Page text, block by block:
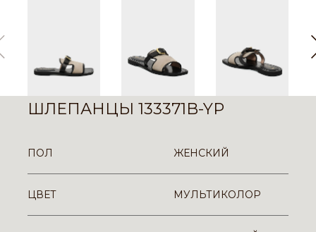
ШЛЕПАНЦЫ 133371B-YP
ПОЛ ЖЕНСКИЙ
ЦВЕТ МУЛЬТИКОЛОР